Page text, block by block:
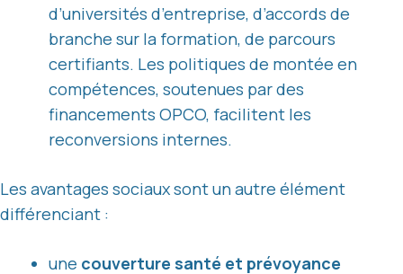
d’universités d’entreprise, d’accords de
branche sur la formation, de parcours
certifiants. Les politiques de montée en
compétences, soutenues par des
financements OPCO, facilitent les
reconversions internes.
Les avantages sociaux sont un autre élément
différenciant :
une couverture santé et prévoyance